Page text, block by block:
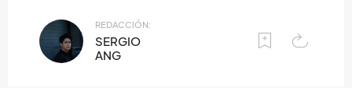
REDACCIÓN:
SERGIO
ANG